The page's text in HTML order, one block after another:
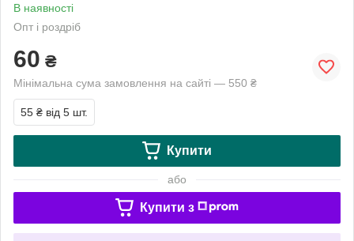
В наявності
Опт і роздріб
60 ₴
Мінімальна сума замовлення на сайті — 550 ₴
55 ₴ від 5 шт.
Купити
або
Купити з